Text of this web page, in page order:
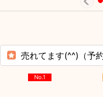
売れてます(^^)（予
No.1